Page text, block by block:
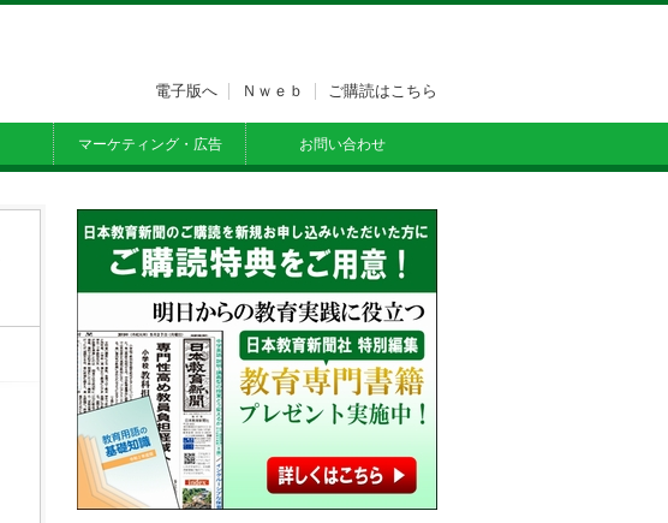
マーケティング・広告 お問い合わせ
電子版へ Ｎｗｅｂ ご購読はこちら